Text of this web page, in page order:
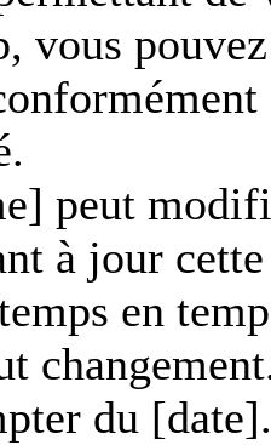
vous
peut
à jour
en
du [date].